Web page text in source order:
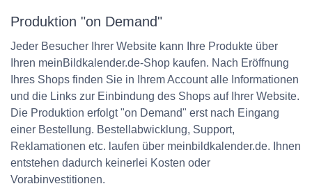
Produktion "on Demand"
Jeder Besucher Ihrer Website kann Ihre Produkte über
Ihren meinBildkalender.de-Shop kaufen. Nach Eröffnung
Ihres Shops finden Sie in Ihrem Account alle Informationen
und die Links zur Einbindung des Shops auf Ihrer Website.
Die Produktion erfolgt "on Demand" erst nach Eingang
einer Bestellung. Bestellabwicklung, Support,
Reklamationen etc. laufen über meinbildkalender.de. Ihnen
entstehen dadurch keinerlei Kosten oder
Vorabinvestitionen.